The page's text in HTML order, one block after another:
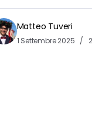
Matteo Tuveri
1 Settembre 2025